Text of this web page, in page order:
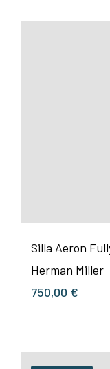
Silla Aeron
Herman Miller
750,00 €